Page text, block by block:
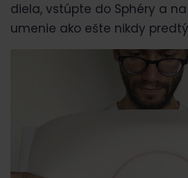
diela, vstúpte do Sphéry a
umenie ako ešte nikdy